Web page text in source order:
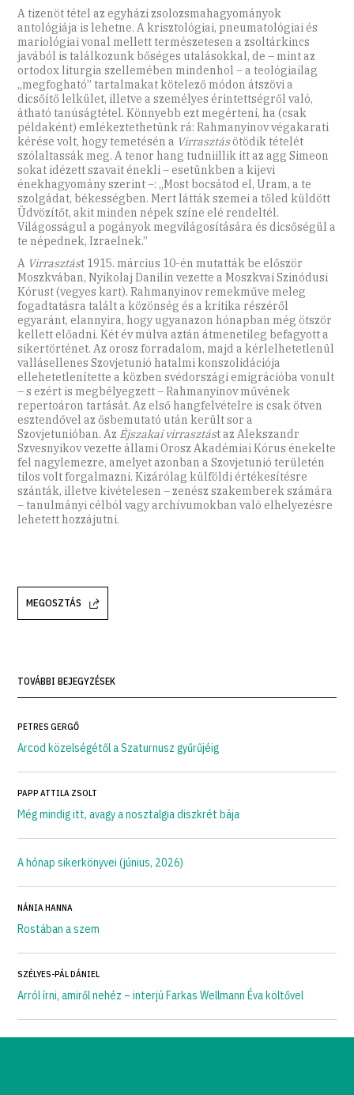
A tizenöt tétel az egyházi zsolozsmahagyományok
antológiája is lehetne. A krisztológiai, pneumatológiai és
mariológiai vonal mellett természetesen a zsoltárkincs
javából is találkozunk bőséges utalásokkal, de – mint az
ortodox liturgia szellemében mindenhol – a teológiailag
„megfogható” tartalmakat kötelező módon átszövi a
dicsőítő lelkület, illetve a személyes érintettségről való,
átható tanúságtétel. Könnyebb ezt megérteni, ha (csak
példaként) emlékeztethetünk rá: Rahmanyinov végakarati
kérése volt, hogy temetésén a Virrasztásötödik tételét
szólaltassák meg. A tenor hang tudniillik itt az agg Simeon
sokat idézett szavait énekli – esetünkben a kijevi
énekhagyomány szerint –: „Most bocsátod el, Uram, a te
szolgádat, békességben. Mert látták szemei a tőled küldött
Üdvözítőt, akit minden népek színe elé rendeltél.
Világosságul a pogányok megvilágosítására és dicsőségül a
te népednek, Izraelnek.”
A Virrasztást 1915. március 10-én mutatták be először
Moszkvában, Nyikolaj Danilin vezette a Moszkvai Szinódusi
Kórust (vegyes kart). Rahmanyinov remekműve meleg
fogadtatásra talált a közönség és a kritika részéről
egyaránt, elannyira, hogy ugyanazon hónapban még ötször
kellett előadni. Két év múlva aztán átmenetileg befagyott a
sikertörténet. Az orosz forradalom, majd a kérlelhetetlenül
vallásellenes Szovjetunió hatalmi konszolidációja
ellehetetlenítette a közben svédországi emigrációba vonult
– s ezért is megbélyegzett – Rahmanyinov művének
repertoáron tartását. Az első hangfelvételre is csak ötven
esztendővel az ősbemutató után került sor a
Szovjetunióban. Az Éjszakai virrasztást az Alekszandr
Szvesnyikov vezette állami Orosz Akadémiai Kórus énekelte
fel nagylemezre, amelyet azonban a Szovjetunió területén
tilos volt forgalmazni. Kizárólag külföldi értékesítésre
szánták, illetve kivételesen – zenész szakemberek számára
– tanulmányi célból vagy archívumokban való elhelyezésre
lehetett hozzájutni.
MEGOSZTÁS
TOVÁBBI BEJEGYZÉSEK
PETRES GERGŐ
Arcod közelségétől a Szaturnusz gyűrűjéig
PAPP ATTILA ZSOLT
Még mindig itt, avagy a nosztalgia diszkrét bája
A hónap sikerkönyvei (június, 2026)
NÁNIA HANNA
Rostában a szem
SZÉLYES-PÁL DÁNIEL
Arról írni, amiről nehéz – interjú Farkas Wellmann Éva költővel